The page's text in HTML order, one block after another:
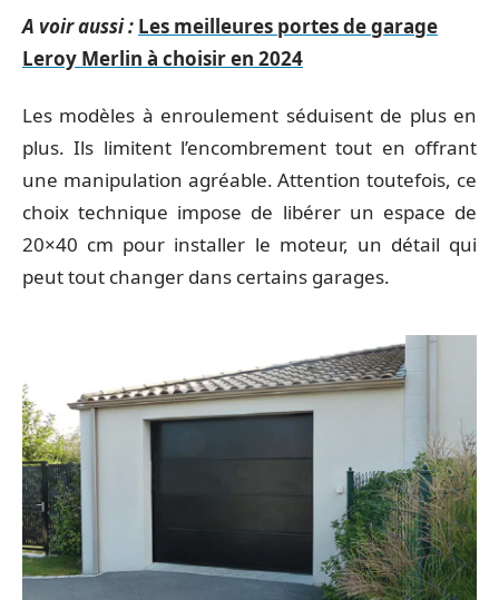
A voir aussi : Les meilleures portes de garage
Leroy Merlin à choisir en 2024
Les modèles à enroulement séduisent de plus en
plus. Ils limitent l’encombrement tout en offrant
une manipulation agréable. Attention toutefois, ce
choix technique impose de libérer un espace de
20×40 cm pour installer le moteur, un détail qui
peut tout changer dans certains garages.